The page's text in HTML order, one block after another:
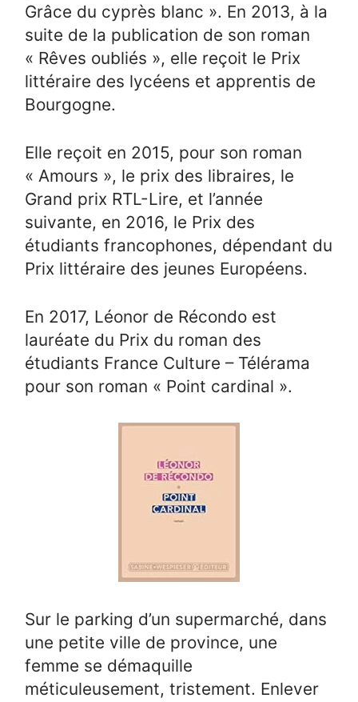
Grâce du cyprès blanc ». En 2013, à la
suite de la publication de son roman
« Rêves oubliés », elle reçoit le Prix
littéraire des lycéens et apprentis de
Bourgogne.
Elle reçoit en 2015, pour son roman
« Amours », le prix des libraires, le
Grand prix RTL-Lire, et l’année
suivante, en 2016, le Prix des
étudiants francophones, dépendant du
Prix littéraire des jeunes Européens.
En 2017, Léonor de Récondo est
lauréate du Prix du roman des
étudiants France Culture – Télérama
pour son roman « Point cardinal ».
Sur le parking d’un supermarché, dans
une petite ville de province, une
femme se démaquille
méticuleusement, tristement. Enlever